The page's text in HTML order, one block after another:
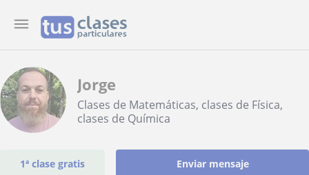
Jorge
Clases de Matemáticas, clases de Física,
clases de Química
1ª clase gratis Enviar mensaje